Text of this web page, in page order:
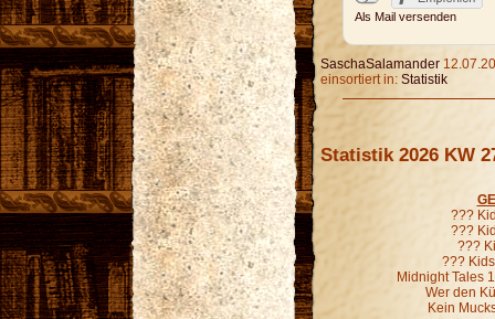
Als Mail versenden
SaschaSalamander
einsortiert in: Statistik
Statistik 2026 KW
???
???
???
???
Midnight Tales
Wer den
Kein